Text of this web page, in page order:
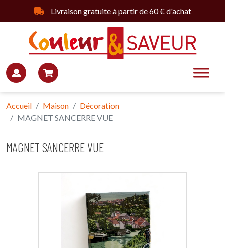
Livraison gratuite à partir de 60 € d'achat
Accueil Maison
Décoration
MAGNET SANCERRE VUE
MAGNET SANCERRE VUE